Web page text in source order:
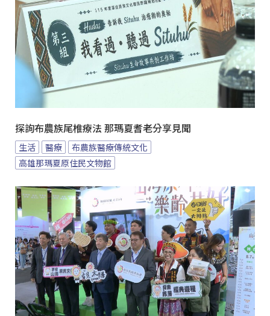
探詢布農族尾椎療法 那瑪夏耆老分享見聞
生活 醫療
布農族醫療傳統文化
高雄那瑪夏原住民文物館